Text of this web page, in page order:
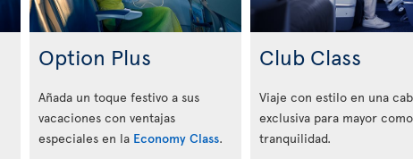
Option Plus
Añada un toque festivo a sus
vacaciones con ventajas
especiales en la Economy Class.
Club Class
Viaje con estilo en una
exclusiva para mayor
tranquilidad.